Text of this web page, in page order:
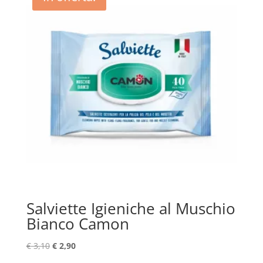
Salviette Igieniche al Muschio
Bianco Camon
€3,10 Il
€2,90Il